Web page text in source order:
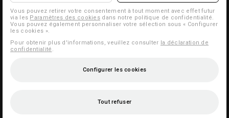
Vous pouvez retirer votre consentement à tout moment avec effet futur
via les Paramètres des cookies dans notre politique de confidentialité.
Vous pouvez également personnaliser votre sélection sous « Configurer
les cookies ».
Pour obtenir plus d'informations, veuillez consulter la déclaration de
confidentialité
Configurer les cookies
Tout refuser